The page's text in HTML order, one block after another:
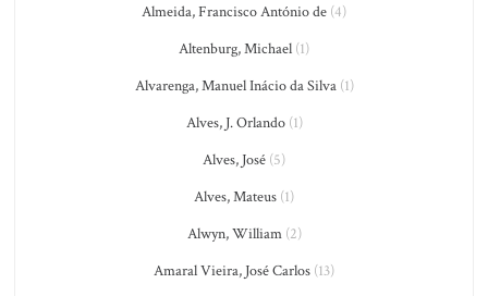
Almeida, Francisco António de (4)
Altenburg, Michael (1)
Alvarenga, Manuel Inácio da Silva(1)
Alves, J. Orlando(1)
Alves, José (5)
Alves, Mateus (1)
Alwyn, William(2)
Amaral Vieira, José Carlos (13)